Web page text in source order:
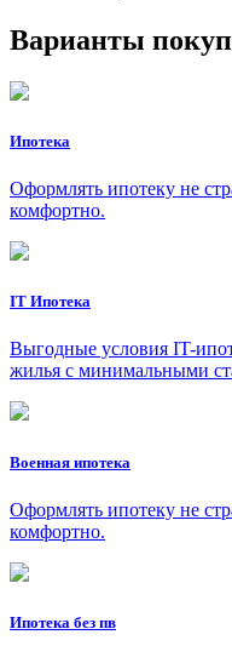
Варианты
Ипотека
Оформлять ипотеку не
комфортно.
IT Ипотека
Выгодные условия IT-
жилья с минимальными
Военная ипотека
Оформлять ипотеку не
комфортно.
Ипотека без пв